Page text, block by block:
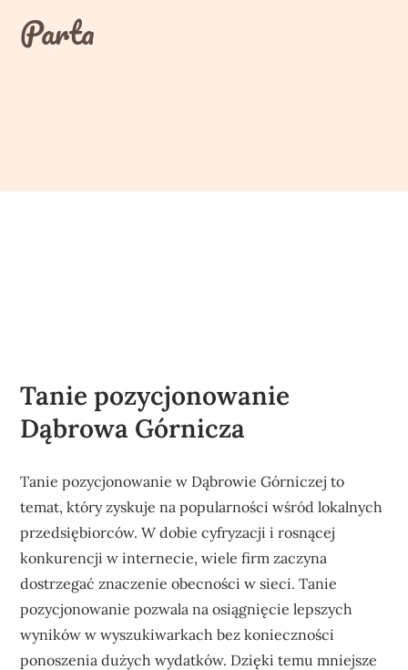
contentParta
Tanie pozycjonowanie
Dąbrowa Górnicza
Tanie pozycjonowanie w Dąbrowie Górniczej to
temat, który zyskuje na popularności wśród lokalnych
przedsiębiorców. W dobie cyfryzacji i rosnącej
konkurencji w internecie, wiele firm zaczyna
dostrzegać znaczenie obecności w sieci. Tanie
pozycjonowanie pozwala na osiągnięcie lepszych
wyników w wyszukiwarkach bez konieczności
ponoszenia dużych wydatków. Dzięki temu mniejsze